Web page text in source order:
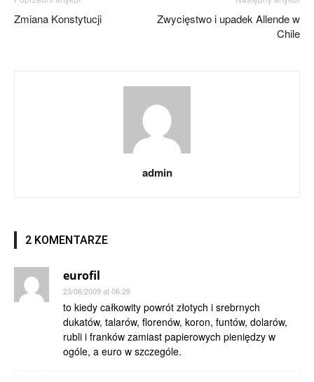
Zmiana Konstytucji
Zwycięstwo i upadek Allende w
Chile
admin
2 KOMENTARZE
eurofil
23/06/2009 at 06:29
to kiedy całkowity powrót złotych i srebrnych
dukatów, talarów, florenów, koron, funtów, dolarów,
rubli i franków zamiast papierowych pieniędzy w
ogóle, a euro w szczególe.